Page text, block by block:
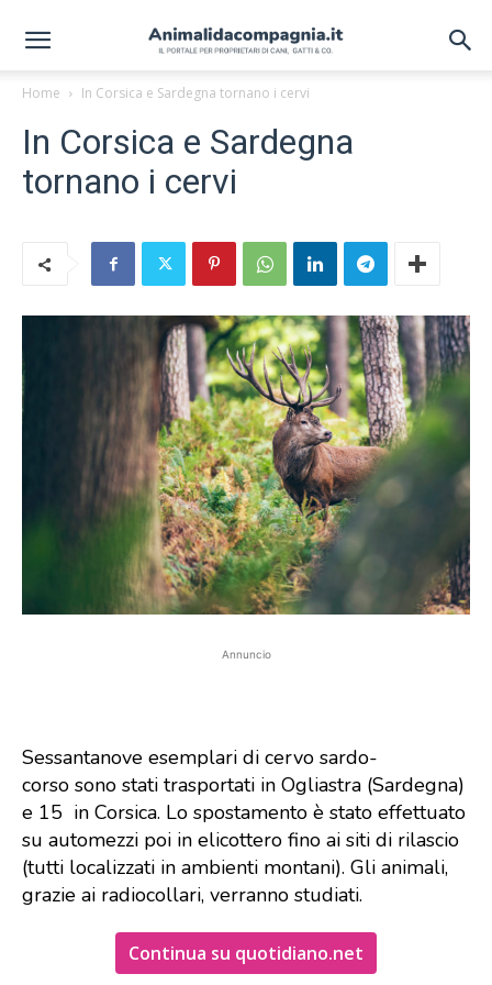
Home In Corsica e Sardegna tornano i cervi
In Corsica e Sardegna
tornano i cervi
Annuncio
Sessantanove esemplari di cervo sardo-
corso sono stati trasportati in Ogliastra (Sardegna)
e 15 in Corsica. Lo spostamento è stato effettuato
su automezzi poi in elicottero fino ai siti di rilascio
(tutti localizzati in ambienti montani). Gli animali,
grazie ai radiocollari, verranno studiati.
Continua su quotidiano.net